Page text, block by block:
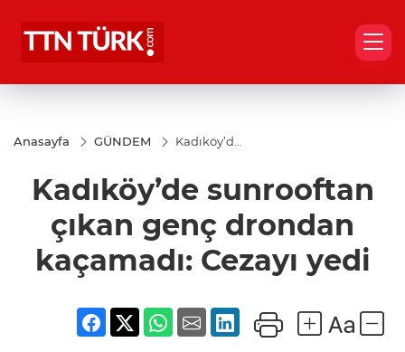
Anasayfa GÜNDEM
Kadıköy’de
drondan
kaçamadı:
yedi
Kadıköy’de sunrooftan
çıkan genç drondan
kaçamadı: Cezayı yedi